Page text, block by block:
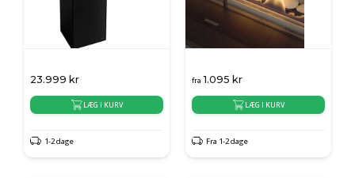
23.999 kr
LÆG I KURV
1-2 dage
fra 1.095 kr
LÆG I KURV
Fra 1-2 dage